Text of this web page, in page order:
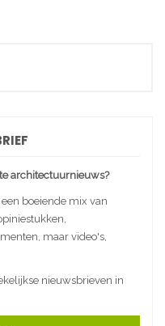
architectuurnieuws?
boeiende mix van
maar video's,
nieuwsbrieven in